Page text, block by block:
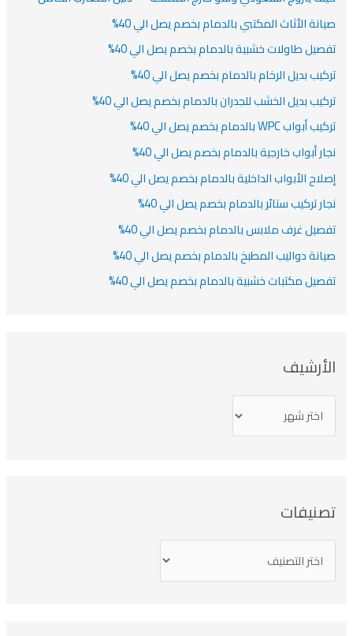
:صيانة الأثاث المكتبي بالدمام بخصم يصل الي 40%
تفصيل طاولات خشبية بالدمام بخصم يصل الي 40%
تركيب بديل الرخام بالدمام بخصم يصل الي 40%
تركيب بديل الخشب للجدران بالدمام بخصم يصل الي 40%
تركيب أبواب WPC بالدمام بخصم يصل الي 40%
نجار أبواب خارجية بالدمام بخصم يصل الي 40%
إصلاح الأبواب الداخلية بالدمام بخصم يصل الي 40%
نجار تركيب ستائر بالدمام بخصم يصل الي 40%
تفصيل غرف ملابس بالدمام بخصم يصل الي 40%
صيانة دواليب المطبخ بالدمام بخصم يصل الي 40%
تفصيل مكتبات خشبية بالدمام بخصم يصل الي 40%
الأرشيف
تصنيفات